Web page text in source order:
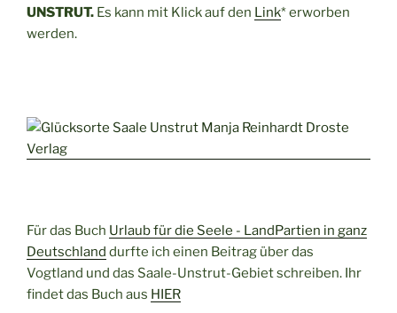
UNSTRUT. Es kann mit Klick auf den Link* erworben
werden.
Für das Buch Urlaub für die Seele - LandPartien in ganz
Deutschland durfte ich einen Beitrag über das
Vogtland und das Saale-Unstrut-Gebiet schreiben. Ihr
findet das Buch aus HIER